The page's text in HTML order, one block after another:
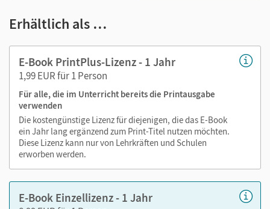
Notizen erstellen
Lesezeichen hinzufügen
Zoomen
Erhältlich als …
E-Book PrintPlus-Lizenz - 1 Jahr
1,99 EUR für 1 Person
Für alle, die im Unterricht bereits die Printausgabe
verwenden
Die kostengünstige Lizenz für diejenigen, die das E-Book
ein Jahr lang ergänzend zum Print-Titel nutzen möchten.
Diese Lizenz kann nur von Lehrkräften und Schulen
erworben werden.
E-Book Einzellizenz - 1 Jahr